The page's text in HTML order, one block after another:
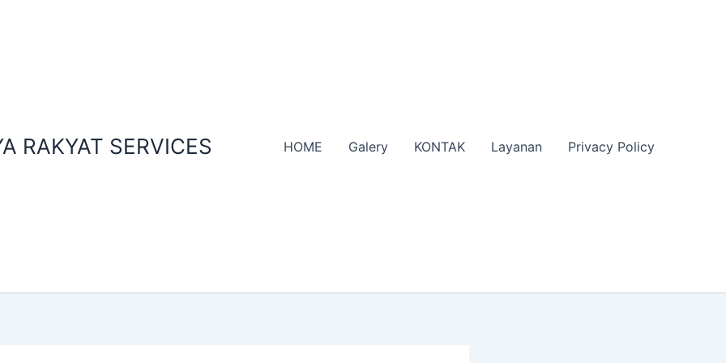
RAKYAT SERVICES HOME Galery KONTAK Layanan Privacy Policy